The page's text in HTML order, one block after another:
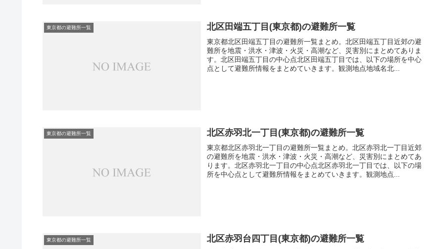
東京都の避難所一覧 北区田端五丁目(東京都)の避難所一覧
東京都北区田端五丁目の避難所一覧まとめ。北区田端五丁目近郊の避
難所を地震・洪水・津波・火災・高潮など、災害別にまとめてありま
す。北区田端五丁目の中心点北区田端五丁目では、以下の場所を中心
点として避難所情報をまとめていきます。観測地点地域名北...
東京都の避難所一覧 北区赤羽北一丁目(東京都)の避難所一覧
東京都北区赤羽北一丁目の避難所一覧まとめ。北区赤羽北一丁目近郊
の避難所を地震・洪水・津波・火災・高潮など、災害別にまとめてあ
ります。北区赤羽北一丁目の中心点北区赤羽北一丁目では、以下の場
所を中心点として避難所情報をまとめていきます。観測地点...
東京都の避難所一覧 北区赤羽台四丁目(東京都)の避難所一覧